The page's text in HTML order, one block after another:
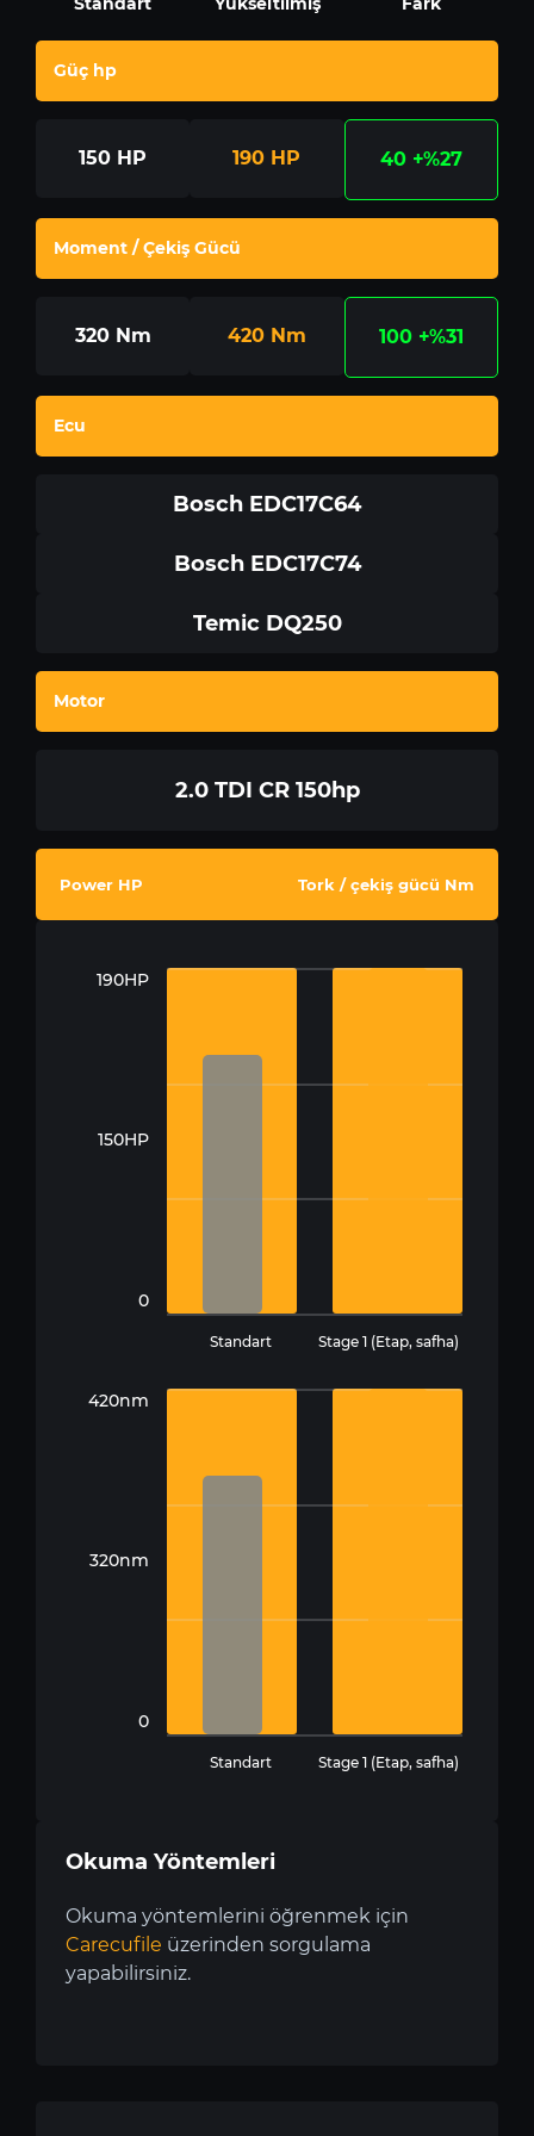
Güç hp
150 HP 190 HP 40 +%27
Moment / Çekiş Gücü
320 Nm 420 Nm 100 +%31
Ecu
Bosch EDC17C64
Bosch EDC17C74
Temic DQ250
Motor
2.0 TDI CR 150hp
Power HP Tork / çekiş gücü Nm
190HP
150HP
0
Standart Stage 1 (Etap, safha)
420nm
320nm
0
Standart Stage 1 (Etap, safha)
Okuma Yöntemleri
Okuma yöntemlerini öğrenmek için
Carecufile üzerinden sorgulama
yapabilirsiniz.